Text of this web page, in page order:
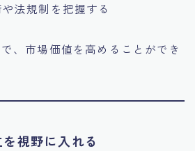
法規制を把握する
、市場価値を高めることができ
視野に入れる